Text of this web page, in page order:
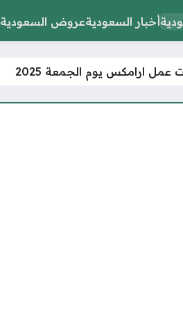
أخبار السعوديةعروض السعودية
عمل ارامكس يوم الجمعة 2025